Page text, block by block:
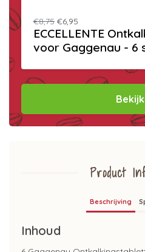
€8,75 €6,95
ECCELLENTE
voor Gaggenau - 6
Product
Beschrijving
Inhoud